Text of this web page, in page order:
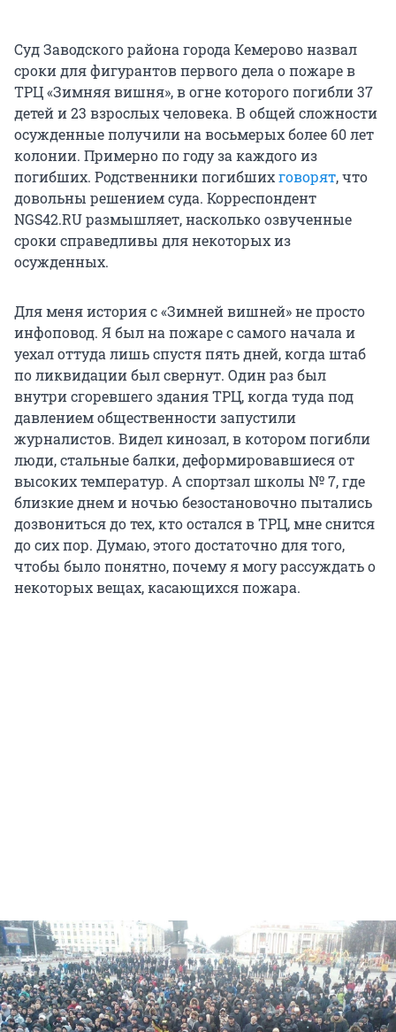
Суд Заводского района города Кемерово назвал
сроки для фигурантов первого дела о пожаре в
ТРЦ «Зимняя вишня», в огне которого погибли 37
детей и 23 взрослых человека. В общей сложности
осужденные получили на восьмерых более 60 лет
колонии. Примерно по году за каждого из
погибших. Родственники погибшихговорят, что
довольны решением суда. Корреспондент
NGS42.RU размышляет, насколько озвученные
сроки справедливы для некоторых из
осужденных.
Для меня история с «Зимней вишней» не просто
инфоповод. Я был на пожаре с самого начала и
уехал оттуда лишь спустя пять дней, когда штаб
по ликвидации был свернут. Один раз был
внутри сгоревшего здания ТРЦ, когда туда под
давлением общественности запустили
журналистов. Видел кинозал, в котором погибли
люди, стальные балки, деформировавшиеся от
высоких температур. А спортзал школы № 7, где
близкие днем и ночью безостановочно пытались
дозвониться до тех, кто остался в ТРЦ, мне снится
до сих пор. Думаю, этого достаточно для того,
чтобы было понятно, почему я могу рассуждать о
некоторых вещах, касающихся пожара.